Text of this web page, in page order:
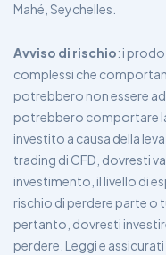
Mahé, Seychelles.
Avviso di rischio: i
complessi che
potrebbero non essere
potrebbero comportare
investito a causa della
trading di CFD, dovresti
investimento, il livello di
rischio di perdere parte o
pertanto, dovresti
perdere. Leggi e